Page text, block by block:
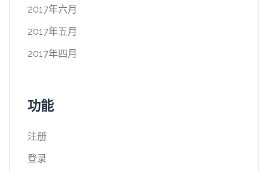
2017年六月
2017年五月
2017年四月
功能
注册
登录